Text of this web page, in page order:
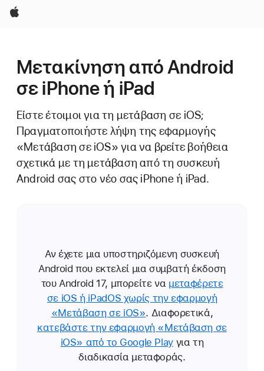
Apple
Μετακίνηση από Android
σε iPhone ή iPad
Είστε έτοιμοι για τη μετάβαση σε iOS;
Πραγματοποιήστε λήψη της εφαρμογής
«Μετάβαση σε iOS» για να βρείτε βοήθεια
σχετικά με τη μετάβαση από τη συσκευή
Android σας στο νέο σας iPhone ή iPad.
Αν έχετε μια υποστηριζόμενη συσκευή
Android που εκτελεί μια συμβατή έκδοση
του Android 17, μπορείτε να μεταφέρετε
σε iOS ή iPadOS χωρίς την εφαρμογή
«Μετάβαση σε iOS». Διαφορετικά,
κατεβάστε την εφαρμογή «Μετάβαση σε
iOS» από το Google Play για τη
διαδικασία μεταφοράς.